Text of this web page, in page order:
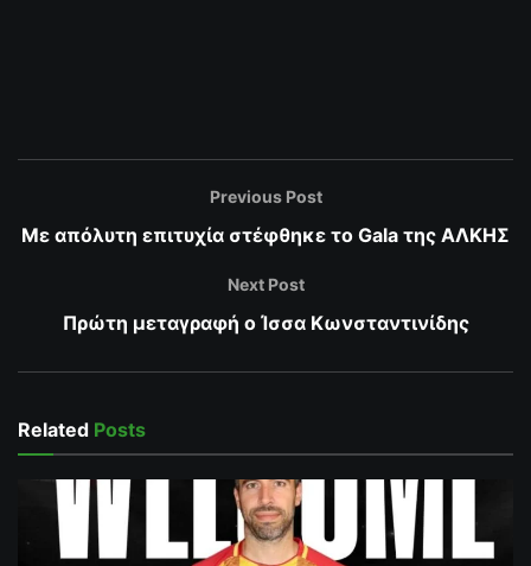
Previous Post
Με απόλυτη επιτυχία στέφθηκε το Gala της ΑΛΚΗΣ
Next Post
Πρώτη μεταγραφή ο Ίσσα Κωνσταντινίδης
Related Posts